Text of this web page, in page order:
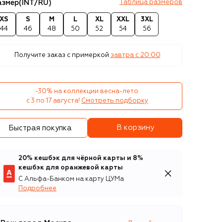
(INT/RU) Таблица размеров
XS
44
S
46
M
48
L
50
XL
52
XXL
54
3XL
56
Получите заказ с примеркой завтра c 20:00
-30% на коллекции весна-лето
с 3 по 17 августа! Смотреть подборку
Быстрая покупка В корзину
20% кешбэк для чёрной карты и 8%
кешбэк для оранжевой карты
С Альфа-Банком на карту ЦУМа
Подробнее